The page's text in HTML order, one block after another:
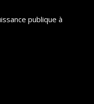
publique à